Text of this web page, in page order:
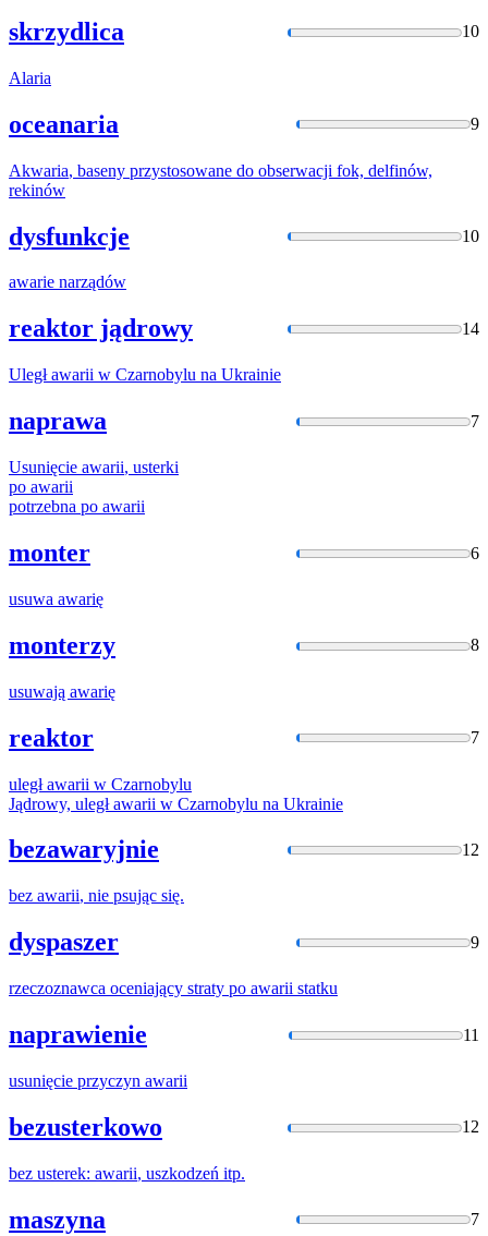
skrzydlica 10
Alaria
oceanaria 9
Akwaria, baseny przystosowane do obserwacji fok, delfinów,
rekinów
dysfunkcje 10
awarie narządów
reaktor jądrowy 14
Uległawarii w Czarnobylu na Ukrainie
naprawa 7
Usunięcie awarii, usterki
po awarii
potrzebna po awarii
monter 6
usuwa awarię
monterzy 8
usuwają awarię
reaktor 7
uległawarii w Czarnobylu
Jądrowy, uległawarii w Czarnobylu na Ukrainie
bezawaryjnie 12
bez awarii, nie psując się.
dyspaszer 9
rzeczoznawca oceniający straty po awarii statku
naprawienie 11
usunięcie przyczyn awarii
bezusterkowo 12
bez usterek: awarii, uszkodzeń itp.
maszyna 7